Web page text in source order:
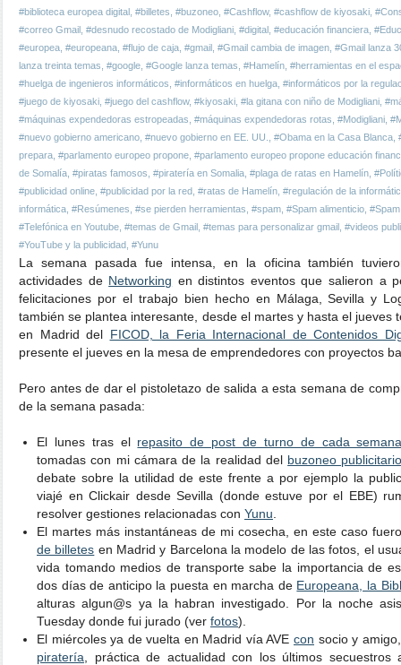
#biblioteca europea digital #billetes #buzoneo #Cashflow, #cashflow de kiyosaki
#correo Gmail #desnudo recostado de Modigliani #digital #educación financiera
#europea #europeana #flujo de caja #gmail #Gmail cambia de imagen #Gmail lanza
lanza treinta temas #google #Google lanza temas #Hamelín #herramientas en el
#huelga de ingenieros informáticos #informáticos en huelga #informáticos por la
#juego de kiyosaki #juego del cashflow, #kiyosaki #la gitana con niño de Modigliani
#máquinas expendedoras estropeadas #máquinas expendedoras rotas #Modigliani
#nuevo gobierno americano #nuevo gobierno en EE. UU. #Obama en la Casa Blanca
prepara #parlamento europeo propone #parlamento europeo propone educación
de Somalía #piratas famosos #piratería en Somalia #plaga de ratas en Hamelín
#publicidad online #publicidad por la red #ratas de Hamelín #regulación de la
informática #Resúmenes #se pierden herramientas #spam #Spam alimenticio
#Telefónica en Youtube #temas de Gmail #temas para personalizar gmail #videos
#YouTube y la publicidad #Yunu
La semana pasada fue intensa, en la oficina también
actividades de Networking en distintos eventos que salieron a
felicitaciones por el trabajo bien hecho en Málaga, Sevilla y
también se plantea interesante, desde el martes y hasta el jueves
en Madrid del FICOD, la Feria Internacional de Contenidos
presente el jueves en la mesa de emprendedores con proyectos
Pero antes de dar el pistoletazo de salida a esta semana de
de la semana pasada:
El lunes tras el repasito de post de turno de cada
tomadas con mi cámara de la realidad del buzoneo
debate sobre la utilidad de este frente a por ejemplo la
viajé en Clickair desde Sevilla (donde estuve por el EBE)
resolver gestiones relacionadas con Yunu
El martes más instantáneas de mi cosecha, en este caso
de billetes en Madrid y Barcelona la modelo de las fotos, el
vida tomando medios de transporte sabe la importancia de
dos días de anticipo la puesta en marcha de Europeana, la
alturas algun@s ya la habran investigado. Por la noche
Tuesday donde fui jurado (ver fotos).
El miércoles ya de vuelta en Madrid vía AVE con socio y
piratería , práctica de actualidad con los últimos